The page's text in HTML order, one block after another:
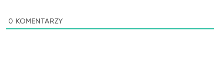
0 KOMENTARZY